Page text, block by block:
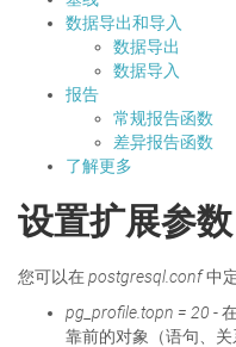
数据导出和导入
数据导出
数据导入
报告
常规报告函数
差异报告函数
了解更多
设置扩展参数
您可以在postgresql.conf中
pg_profile.topn = 20 -
靠前的对象（语句、